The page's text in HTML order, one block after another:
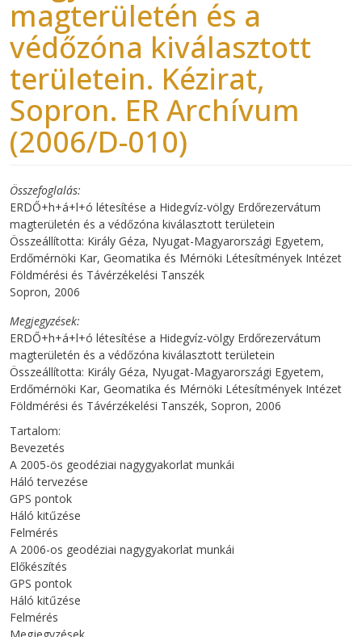
magterületén és a
védőzóna kiválasztott
területein. Kézirat,
Sopron. ER Archívum
(2006/D-010)
Összefoglalás
ERDŐ+h+á+l+ó létesítése a Hidegvíz-völgy Erdőrezervátum
magterületén és a védőzóna kiválasztott területein
Összeállította: Király Géza, Nyugat-Magyarországi Egyetem,
Erdőmérnöki Kar, Geomatika és Mérnöki Létesítmények Intézet
Földmérési és Távérzékelési Tanszék
Sopron, 2006
Megjegyzések
ERDŐ+h+á+l+ó létesítése a Hidegvíz-völgy Erdőrezervátum
magterületén és a védőzóna kiválasztott területein
Összeállította: Király Géza, Nyugat-Magyarországi Egyetem,
Erdőmérnöki Kar, Geomatika és Mérnöki Létesítmények Intézet
Földmérési és Távérzékelési Tanszék, Sopron, 2006
Tartalom:
Bevezetés
A 2005-ös geodéziai nagygyakorlat munkái
Háló tervezése
GPS pontok
Háló kitűzése
Felmérés
A 2006-os geodéziai nagygyakorlat munkái
Előkészítés
GPS pontok
Háló kitűzése
Felmérés